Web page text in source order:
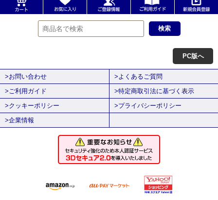
PC版へ
>お問い合わせ
>よくあるご質問
>ご利用ガイド
>特定商取引法に基づく表示
>クッキーポリシー
>プライバシーポリシー
>企業情報